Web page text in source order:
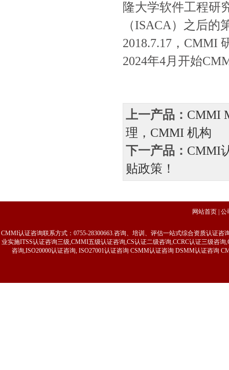
隆大学软件工程研
（ISACA）之后的
2018.7.17，CMMI
2024年4月开始
上一产品： CMMI
理，CMMI 机构
下一产品： CMMI
贴政策！
网站首页 公
CMMI认证咨询联系方式：0755-28300663.咨询、培训、评估一站式综合资质认证
业实施ITSS认证咨询三级,CMMI五级认证咨询,CS认证二级咨询,CCRC认证三级咨
咨询,ISO20000认证咨询, ISO27001认证咨询 CSMM认证咨询 DSMM认证咨询